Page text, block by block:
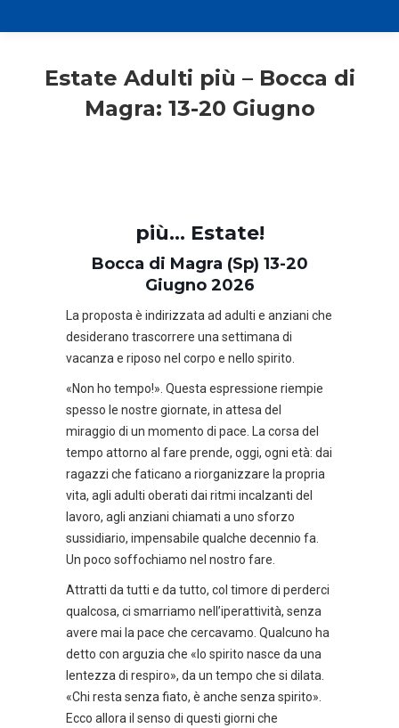
Estate Adulti più – Bocca di
Magra: 13-20 Giugno
più… Estate!
Bocca di Magra (Sp) 13-20
Giugno 2026
La proposta è indirizzata ad adulti e anziani che
desiderano trascorrere una settimana di
vacanza e riposo nel corpo e nello spirito.
«Non ho tempo!». Questa espressione riempie
spesso le nostre giornate, in attesa del
miraggio di un momento di pace. La corsa del
tempo attorno al fare prende, oggi, ogni età: dai
ragazzi che faticano a riorganizzare la propria
vita, agli adulti oberati dai ritmi incalzanti del
lavoro, agli anziani chiamati a uno sforzo
sussidiario, impensabile qualche decennio fa.
Un poco soffochiamo nel nostro fare.
Attratti da tutti e da tutto, col timore di perderci
qualcosa, ci smarriamo nell’iperattività, senza
avere mai la pace che cercavamo. Qualcuno ha
detto con arguzia che «lo spirito nasce da una
lentezza di respiro», da un tempo che si dilata.
«Chi resta senza fiato, è anche senza spirito».
Ecco allora il senso di questi giorni che